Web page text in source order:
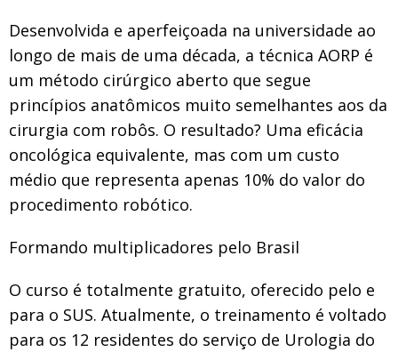
Desenvolvida e aperfeiçoada na universidade ao
longo de mais de uma década, a técnica AORP é
um método cirúrgico aberto que segue
princípios anatômicos muito semelhantes aos da
cirurgia com robôs. O resultado? Uma eficácia
oncológica equivalente, mas com um custo
médio que representa apenas 10% do valor do
procedimento robótico.
Formando multiplicadores pelo Brasil
O curso é totalmente gratuito, oferecido pelo e
para o SUS. Atualmente, o treinamento é voltado
para os 12 residentes do serviço de Urologia do